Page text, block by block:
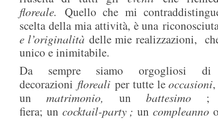
floreale.
Quello che mi
scelta della mia attività, è una
e l’originalità delle mie realizzazioni,
unico e inimitabile.
Da sempre siamo orgogliosi di
decorazioni florealiper tutte leoccasioni
un matrimonio, unbattesimo ;
fiera; un cocktail-party ; un compleanno